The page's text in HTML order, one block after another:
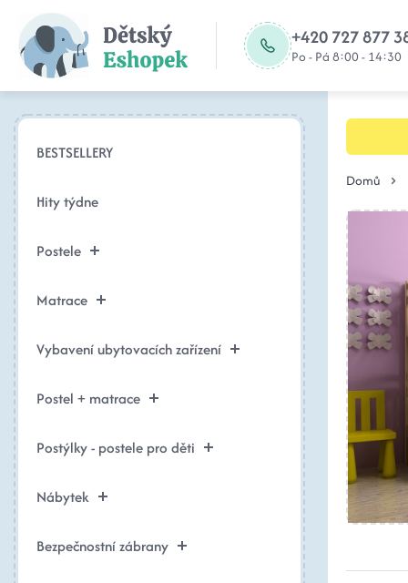
+420 727 877
Po - Pá 8:00 - 14:30
BESTSELLERY
Hity týdne
Postele
Matrace
Vybavení ubytovacích zařízení
Postel + matrace
Postýlky - postele pro děti
Nábytek
Bezpečnostní zábrany
Domů